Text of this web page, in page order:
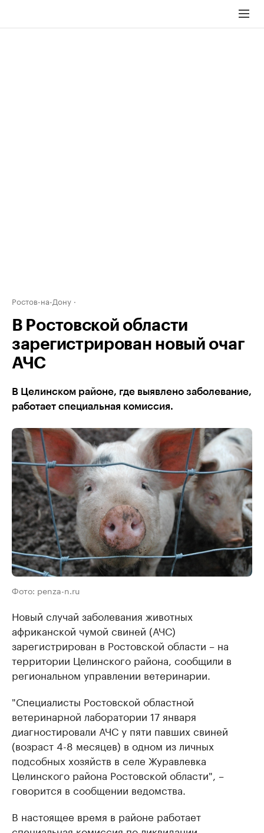
Ростов-на-Дону
В Ростовской области
зарегистрирован новый очаг
АЧС
В Целинском районе, где выявлено заболевание,
работает специальная комиссия.
Фото: penza-n.ru
Новый случай заболевания животных
африканской чумой свиней (АЧС)
зарегистрирован в Ростовской области – на
территории Целинского района, сообщили в
региональном управлении ветеринарии.
"Специалисты Ростовской областной
ветеринарной лаборатории 17 января
диагностировали АЧС у пяти павших свиней
(возраст 4-8 месяцев) в одном из личных
подсобных хозяйств в селе Журавлевка
Целинского района Ростовской области", –
говорится в сообщении ведомства.
В настоящее время в районе работает